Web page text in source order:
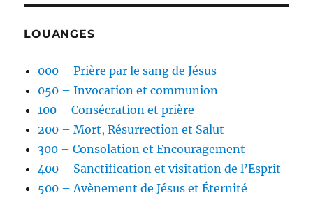
LOUANGES
000 – Prière par le sang de Jésus
050 – Invocation et communion
100 – Consécration et prière
200 – Mort, Résurrection et Salut
300 – Consolation et Encouragement
400 – Sanctification et visitation de l’Esprit
500 – Avènement de Jésus et Éternité